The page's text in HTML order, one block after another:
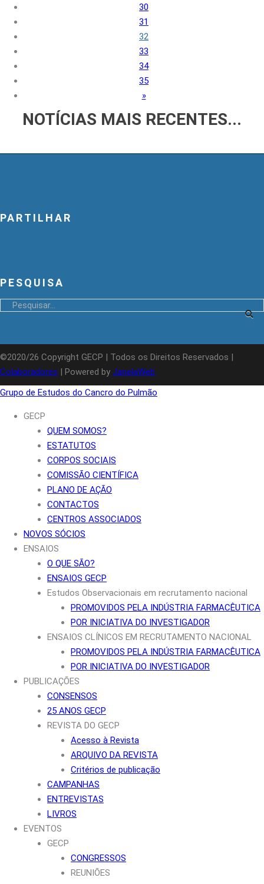
30
31
32
33
34
35
»
NOTÍCIAS MAIS RECENTES...
PARTILHAR
PESQUISA
©2020/26 Copyright GECP | Todos os Direitos Reservados |
Colaboradores | Powered by JanelaWeb
Grupo de Estudos do Cancro do Pulmão
GECP
QUEM SOMOS?
ESTATUTOS
CORPOS SOCIAIS
COMISSÃO CIENTÍFICA
PLANO DE AÇÃO
CONTACTOS
CENTROS ASSOCIADOS
NOVOS SÓCIOS
ENSAIOS
O QUE SÃO?
ENSAIOS GECP
Estudos Observacionais em recrutamento nacional
PROMOVIDOS PELA INDÚSTRIA FARMACÊUTICA
POR INICIATIVA DO INVESTIGADOR
ENSAIOS CLÍNICOS EM RECRUTAMENTO NACIONAL
PROMOVIDOS PELA INDÚSTRIA FARMACÊUTICA
POR INICIATIVA DO INVESTIGADOR
PUBLICAÇÕES
CONSENSOS
25 ANOS GECP
REVISTA DO GECP
Acesso à Revista
ARQUIVO DA REVISTA
Critérios de publicação
CAMPANHAS
ENTREVISTAS
LIVROS
EVENTOS
GECP
CONGRESSOS
REUNIÕES